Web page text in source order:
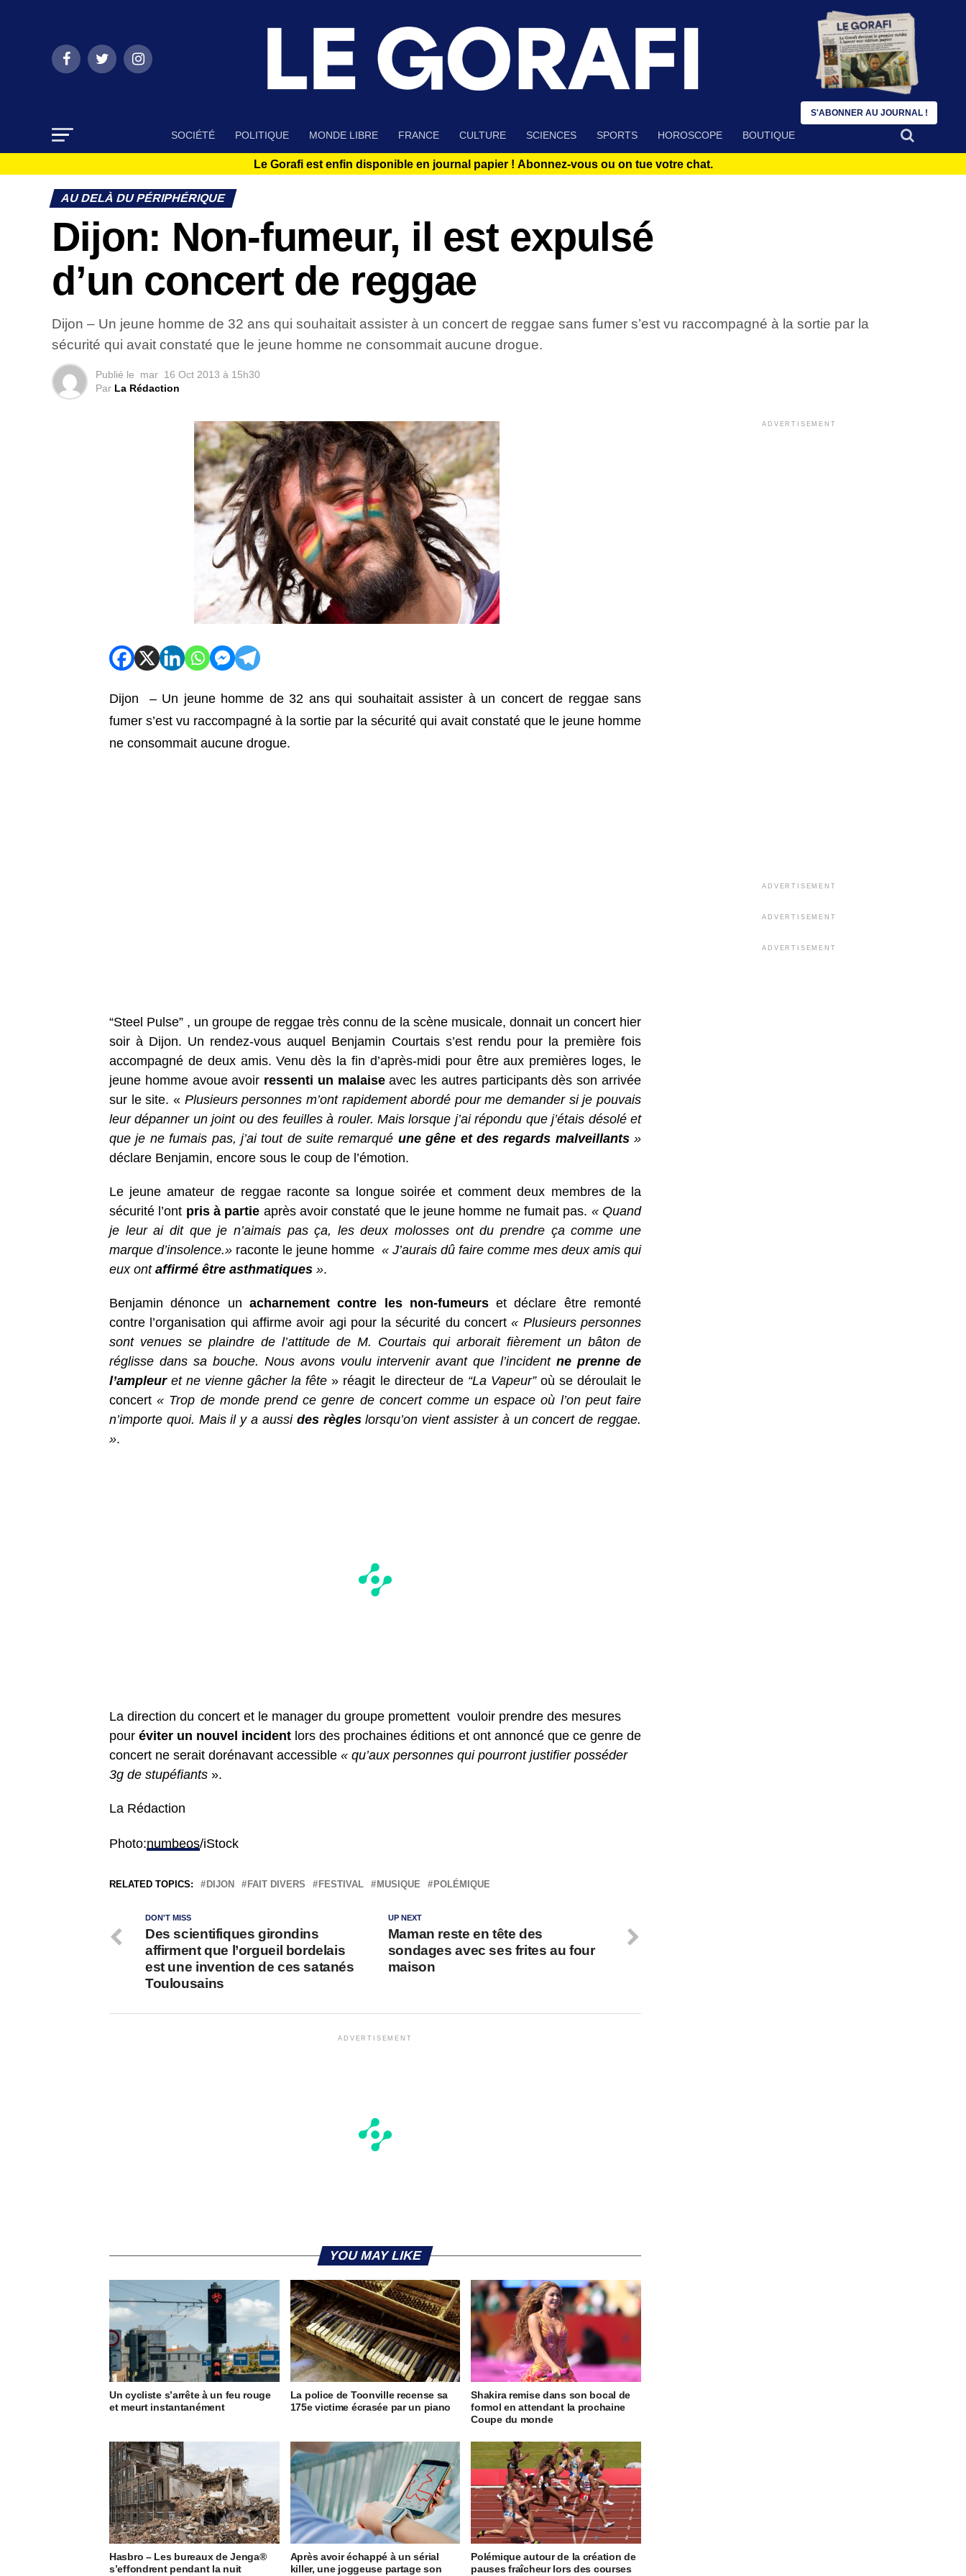
SOCIÉTÉ POLITIQUE MONDE LIBRE FRANCE CULTURE SCIENCES SPORTS HOROSCOPE BOUTIQUE
Le Gorafi est enfin disponible en journal papier ! Abonnez-vous ou on tue votre chat.
AU DELÀ DU PÉRIPHÉRIQUE
Dijon: Non-fumeur, il est expulsé
d’un concert de reggae
Dijon – Un jeune homme de 32 ans qui souhaitait assister à un concert de reggae sans fumer s’est vu raccompagné à la sortie par la
sécurité qui avait constaté que le jeune homme ne consommait aucune drogue.
Publié le mar 16 Oct 2013 à 15h30
Par La Rédaction
Dijon – Un jeune homme de 32 ans qui souhaitait assister à un concert de reggae sans
fumer s’est vu raccompagné à la sortie par la sécurité qui avait constaté que le jeune homme
ne consommait aucune drogue.
“Steel Pulse” , un groupe de reggae très connu de la scène musicale, donnait un concert hier
soir à Dijon. Un rendez-vous auquel Benjamin Courtais s’est rendu pour la première fois
accompagné de deux amis. Venu dès la fin d’après-midi pour être aux premières loges, le
jeune homme avoue avoir ressenti un malaiseavec les autres participants dès son arrivée
sur le site. «Plusieurs personnes m’ont rapidement abordé pour me demander si je pouvais
leur dépanner un joint ou des feuilles à rouler. Mais lorsque j’ai répondu que j’étais désolé et
que je ne fumais pas, j’ai tout de suite remarqué une gêne et des regards malveillants»
déclare Benjamin, encore sous le coup de l’émotion.
Le jeune amateur de reggae raconte sa longue soirée et comment deux membres de la
sécurité l’ont pris à partie après avoir constaté que le jeune homme ne fumait pas. « Quand
je leur ai dit que je n’aimais pas ça, les deux molosses ont du prendre ça comme une
marque d’insolence.» raconte le jeune homme « J’aurais dû faire comme mes deux amis qui
eux ont affirmé être asthmatiques ».
Benjamin dénonce un acharnement contre les non-fumeurset déclare être remonté
contre l’organisation qui affirme avoir agi pour la sécurité du concert« Plusieurs personnes
sont venues se plaindre de l’attitude de M. Courtais qui arborait fièrement un bâton de
réglisse dans sa bouche. Nous avons voulu intervenir avant que l’incidentne prenne de
l’ampleuret ne vienne gâcher la fête » réagit le directeur de “La Vapeur”où se déroulait le
concert« Trop de monde prend ce genre de concert comme un espace où l’on peut faire
n’importe quoi. Mais il y a aussides règleslorsqu’on vient assister à un concert de reggae.
».
La direction du concert et le manager du groupe promettent vouloir prendre des mesures
pour éviter un nouvel incident lors des prochaines éditions et ont annoncé que ce genre de
concert ne serait dorénavant accessible « qu’aux personnes qui pourront justifier posséder
3g de stupéfiants ».
La Rédaction
Photo:numbeos/iStock
RELATED TOPICS: DIJON FAIT DIVERS FESTIVAL MUSIQUE POLÉMIQUE
UP NEXT
Maman reste en tête des
sondages avec ses frites au four
maison
DON'T MISS
Des scientifiques girondins
affirment que l’orgueil bordelais
est une invention de ces satanés
Toulousains
ADVERTISEMENT
YOU MAY LIKE
Un cycliste s’arrête à un feu rouge
et meurt instantanément
La police de Toonville recense sa
175e victime écrasée par un piano
Shakira remise dans son bocal de
formol en attendant la prochaine
Coupe du monde
Hasbro – Les bureaux de Jenga®
s’effondrent pendant la nuit
Après avoir échappé à un sérial
killer, une joggeuse partage son
Polémique autour de la création de
pauses fraîcheur lors des courses
ADVERTISEMENT
ADVERTISEMENT
ADVERTISEMENT
ADVERTISEMENT
S'ABONNER AU JOURNAL !